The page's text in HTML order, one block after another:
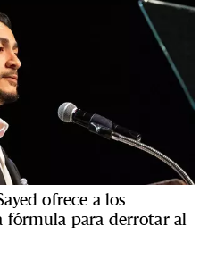
ofrece a los
fórmula para derrotar al